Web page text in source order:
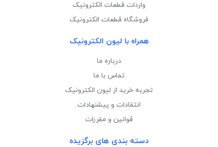
واردات قطعات الکترونیک
فروشگاه قطعات الکترونیک
همراه با لیون الکترونیک
درباره ما
تماس با ما
تجربه خرید از لیون الکترونیک
انتقادات و پیشنهادات
قوانین و مقررات
دسته بندی های برگزیده